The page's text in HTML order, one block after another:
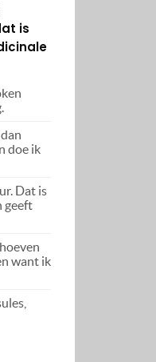
is
doe ik
Dat is
geeft
want ik